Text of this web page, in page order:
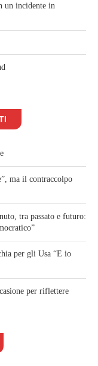
un incidente in
ma il contraccolpo
tra passato e futuro:
per gli Usa “E io
per riflettere